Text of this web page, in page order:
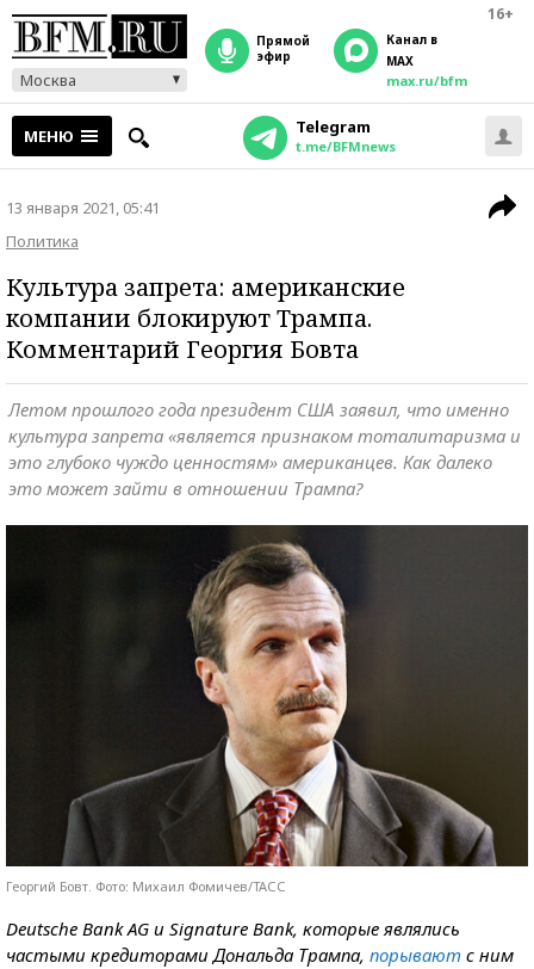
16+
Москва
прямой
эфир
Канал в
MAX
max.ru/bfm
МЕНЮ Telegram
t.me/BFMnews
13 января 2021, 05:41
Политика
Культура запрета: американские
компании блокируют Трампа.
Комментарий Георгия Бовта
Летом прошлого года президент США заявил, что именно
культура запрета «является признаком тоталитаризма и
это глубоко чуждо ценностям» американцев. Как далеко
это может зайти в отношении Трампа?
Георгий Бовт. Фото: Михаил Фомичев/ТАСС
Deutsche Bank AG и Signature Bank, которые являлись
частыми кредиторами Дональда Трампа, порывают с ним